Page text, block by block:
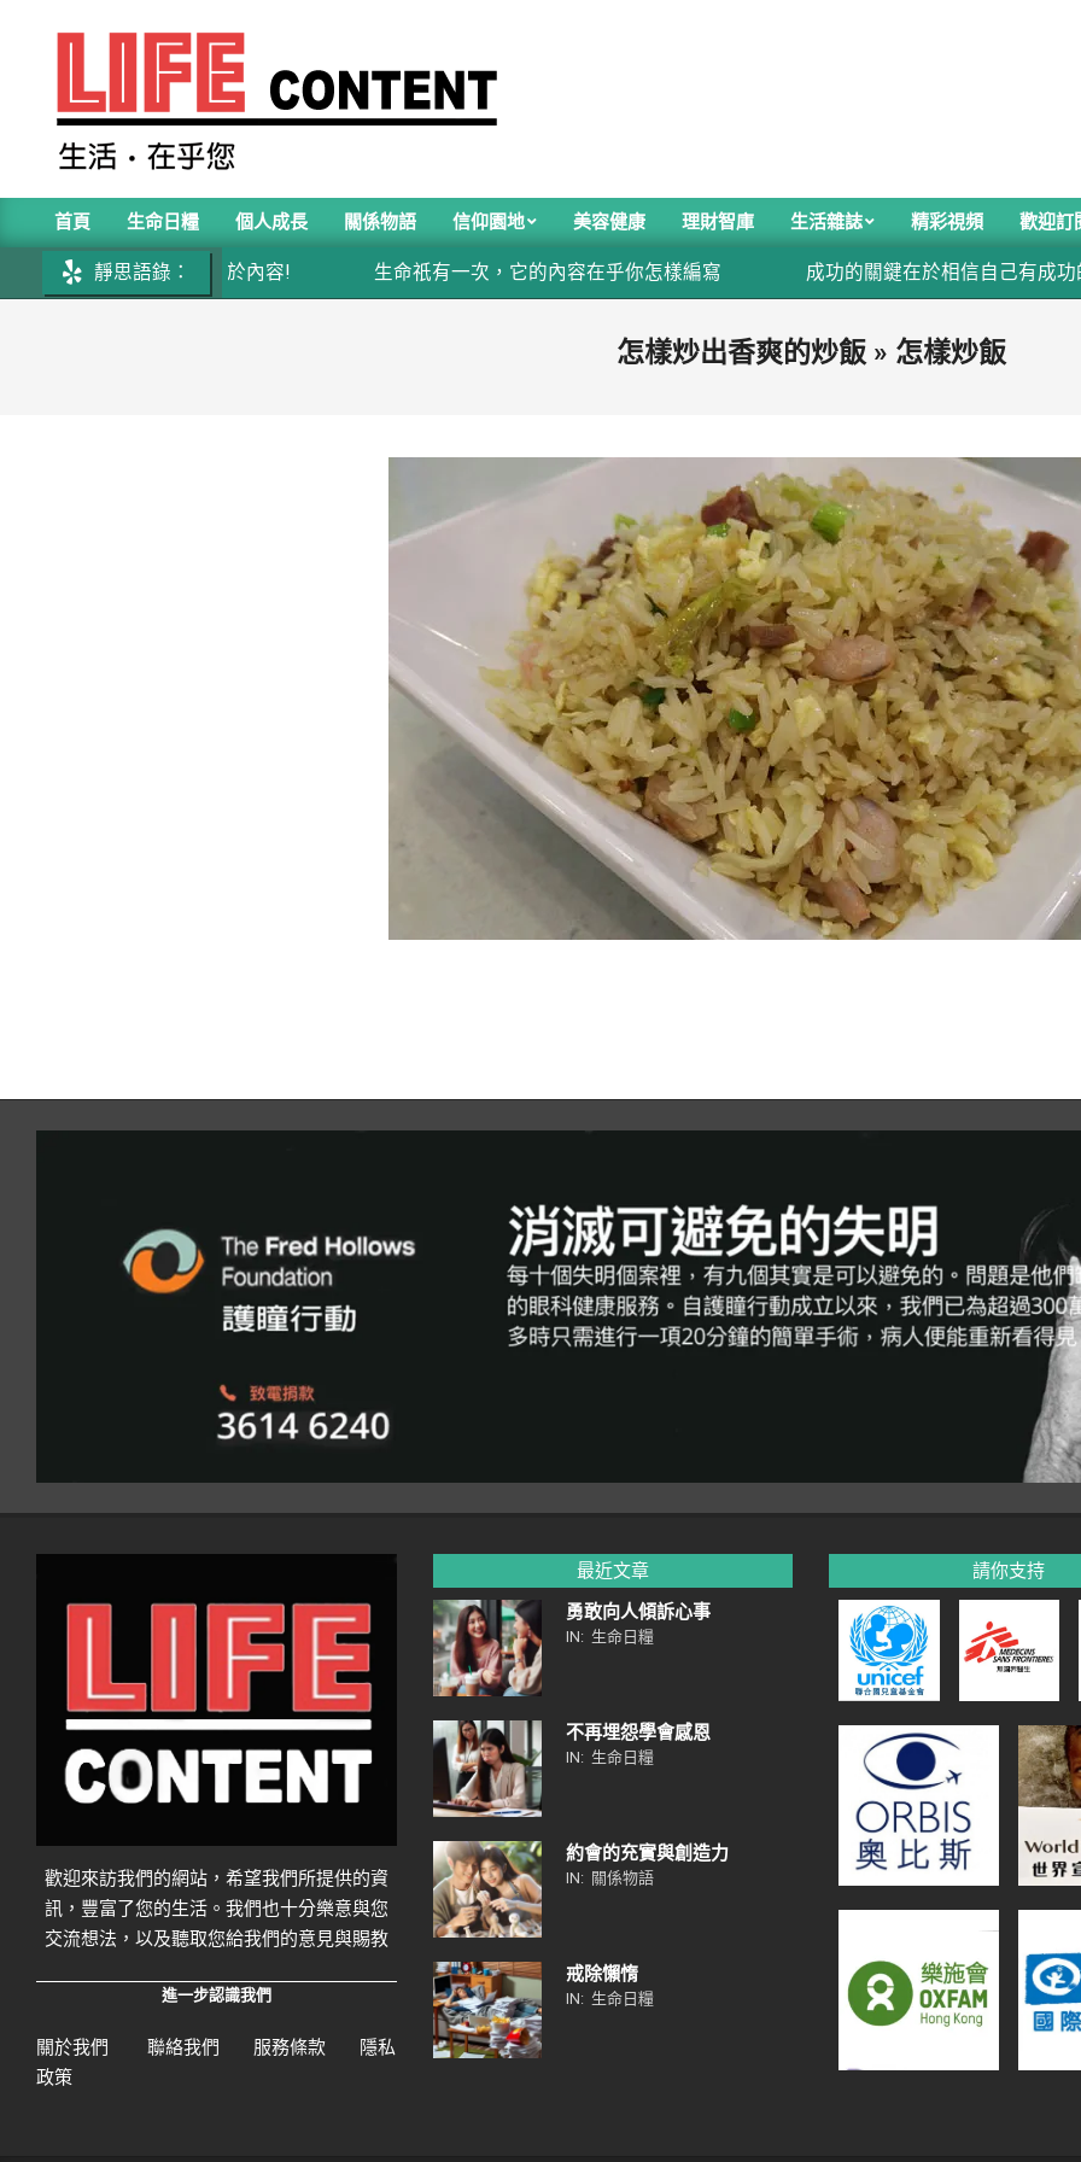
LIFE
CONTENT
Primary
Navigation
首頁 生命日糧 個人成長 關係物語 信仰園地 美容健康 理財智庫 生活雜誌 精彩視頻 歡迎訂
靜思語錄：
值不在於長短，而在於內容! 生命祇有一次，它的內容在乎你怎樣編寫 成功的關鍵在於相信自己有成功的
怎樣炒出香爽的炒飯 » 怎樣炒飯
11-
07
歡迎來訪我們的網站，希望我們所提供的資
訊，豐富了您的生活。我們也十分樂意與您
交流想法，以及聽取您給我們的意見與賜教
進一步認識我們
關於我們 聯絡我們 服務條款
隱私
政策
最近文章
勇敢向人傾訴心事
IN: 生命日糧
不再埋怨學會感恩
IN: 生命日糧
約會的充實與創造力
IN: 關係物語
戒除懶惰
IN: 生命日糧
請你支持